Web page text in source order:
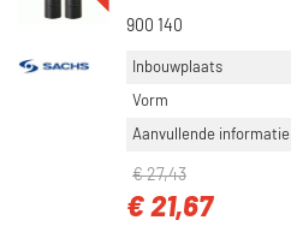
900 140
Inbouwplaats
Vorm
Aanvullende informatie
€ 27,43
€ 21,67